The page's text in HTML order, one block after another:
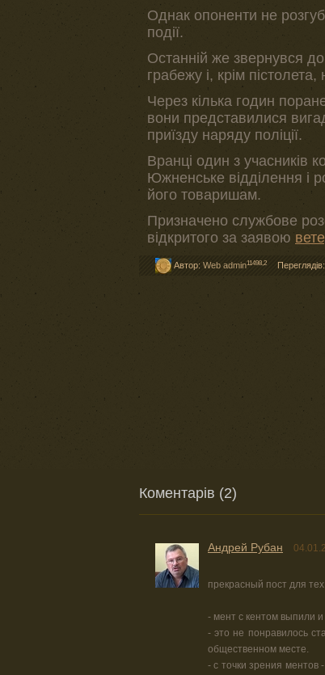
Однак опоненти не
події.
Останній же звернувся
грабежу і, крім
Через кілька годин
вони представилися
приїзду наряду поліції.
Вранці один з учасників
Южненське відділення і
його товаришам.
Призначено службове
відкритого за заявою
Автор: Web admin11498,2
Коментарів (2)
Андрей Рубан
прекрасный пост для
- мент с кентом выпили
- это не понравилось
общественном месте.
- с точки зрения